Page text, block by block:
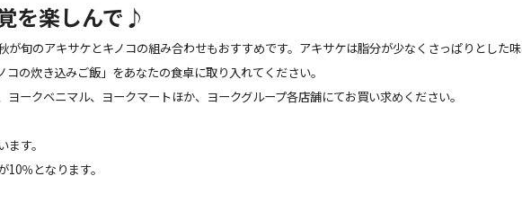
を楽しんで♪
旬のアキサケとキノコの組み合わせもおすすめです。アキサケは脂分が少なくさっぱりとした
の炊き込みご飯」をあなたの食卓に取り入れてください。
ークベニマル、ヨークマートほか、ヨークグループ各店舗にてお買い求めください。
す。
％となります。